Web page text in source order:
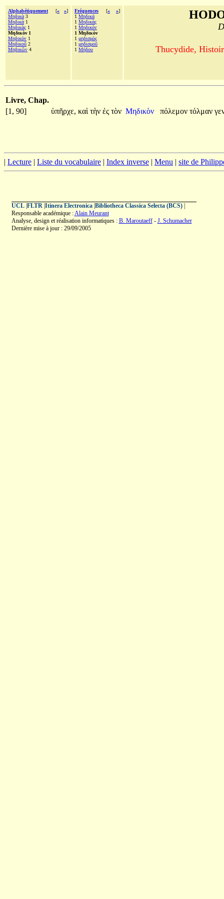
Alphabétiquement [« »]
Μηδικὰ 3
Μηδικά 1
Μηδικὰς 1
Μηδικὸν 1
Μηδικόν 1
Μηδικοῦ 2
Μηδικῶν 4
Fréquences [« »]
1 Μηδικά
1 Μηδικὰς
1 Μηδικόν
1 Μηδικὸν
1 μηδισμὸς
1 μηδισμοῦ
1 Μήδου Thucydide,
Livre, Chap.
[1, 90]
ὑπῆρχε, καὶ τὴν ἐς τὸν Μηδικὸν πόλεμον τόλμαν
| Lecture | Liste du vocabulaire | Index inverse | Menu | site de
UCL| FLTR| Itinera Electronica| Bibliotheca Classica Selecta (BCS)|
Responsable académique :Alain Meurant
Analyse, design et réalisation informatiques : B. Maroutaeff- J. Schumacher
Dernière mise à jour : 29/09/2005